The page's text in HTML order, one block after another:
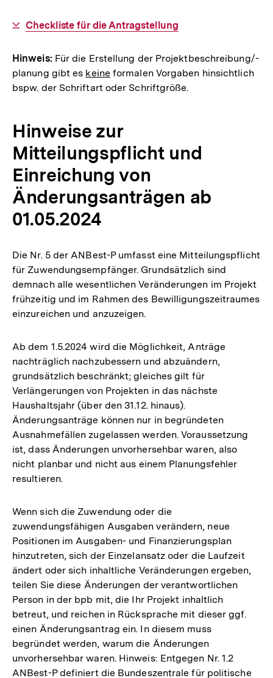
Interner
Checkliste für die Antragstellung
Hinweis: Für die Erstellung der Projektbeschreibung/-
planung gibt es keine formalen Vorgaben hinsichtlich
bspw. der Schriftart oder Schriftgröße.
Hinweise zur
Mitteilungspflicht und
Einreichung von
Änderungsanträgen ab
01.05.2024
Die Nr. 5 der ANBest-P umfasst eine Mitteilungspflicht
für Zuwendungsempfänger. Grundsätzlich sind
demnach alle wesentlichen Veränderungen im Projekt
frühzeitig und im Rahmen des Bewilligungszeitraumes
einzureichen und anzuzeigen.
Ab dem 1.5.2024 wird die Möglichkeit, Anträge
nachträglich nachzubessern und abzuändern,
grundsätzlich beschränkt; gleiches gilt für
Verlängerungen von Projekten in das nächste
Haushaltsjahr (über den 31.12. hinaus).
Änderungsanträge können nur in begründeten
Ausnahmefällen zugelassen werden. Voraussetzung
ist, dass Änderungen unvorhersehbar waren, also
nicht planbar und nicht aus einem Planungsfehler
resultieren.
Wenn sich die Zuwendung oder die
zuwendungsfähigen Ausgaben verändern, neue
Positionen im Ausgaben- und Finanzierungsplan
hinzutreten, sich der Einzelansatz oder die Laufzeit
ändert oder sich inhaltliche Veränderungen ergeben,
teilen Sie diese Änderungen der verantwortlichen
Person in der bpb mit, die Ihr Projekt inhaltlich
betreut, und reichen in Rücksprache mit dieser ggf.
einen Änderungsantrag ein. In diesem muss
begründet werden, warum die Änderungen
unvorhersehbar waren. Hinweis: Entgegen Nr. 1.2
ANBest-P definiert die Bundeszentrale für politische